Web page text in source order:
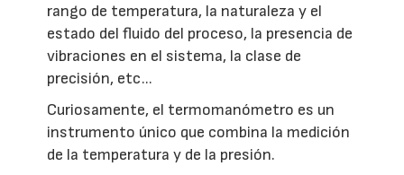
rango de temperatura, la naturaleza y el
estado del fluido del proceso, la presencia de
vibraciones en el sistema, la clase de
precisión, etc...
Curiosamente, el termomanómetro es un
instrumento único que combina la medición
de la temperatura y de la presión.